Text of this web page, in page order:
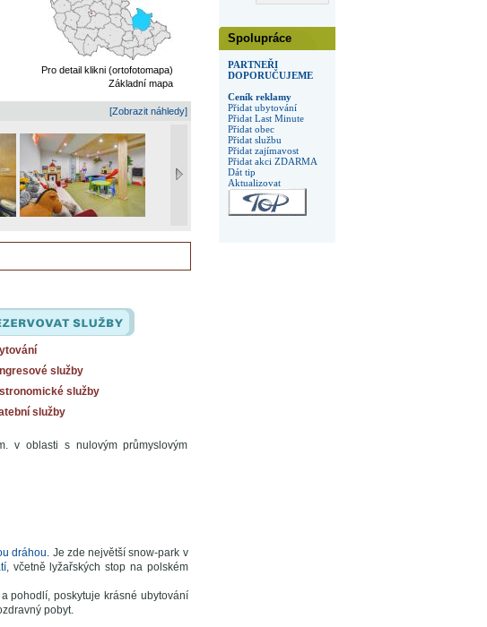
Spolupráce
PARTNEŘI
DOPORUČUJEME
Ceník reklamy
Přidat ubytování
Přidat Last Minute
Přidat obec
Přidat službu
Přidat zajímavost
Přidat akci ZDARMA
Dát tip
Aktualizovat
Pro detail klikni (ortofotomapa)
Základní mapa
[Zobrazit náhledy]
služby
služby
služby
v oblasti s nulovým průmyslovým
dráhou. Je zde největší snow-park v
, včetně lyžařských stop na polském
pohodlí, poskytuje krásné ubytování
pobyt.